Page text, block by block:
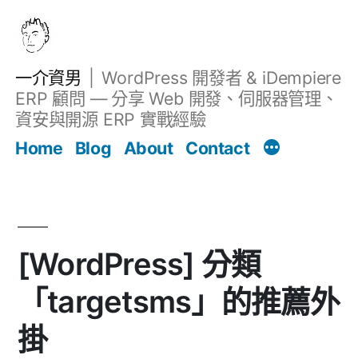
一介資男
WordPress 開發者 & iDempiere
ERP 顧問 — 分享 Web 開發、伺服器管理、
資安與開源 ERP 實戰經驗
Home
Blog About Contact
[WordPress] 分類
「targetsms」的推薦外
掛
文章 Filter